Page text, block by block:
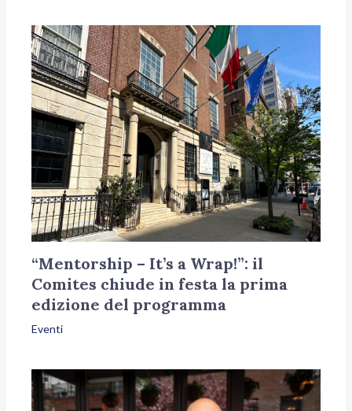
“Mentorship – It’s a Wrap!”: il
Comites chiude in festa la prima
edizione del programma
Eventi